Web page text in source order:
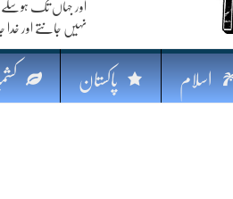
فکرِ اقبال اورامنِ عالم میں پاکستان کاکردار
جہاں ایک لہر دنیا بدل سکتی ہے
پردہ وبیانیہ
اور جہاں تک
نہیں جانتے اور خدا
اسلام پاکستان